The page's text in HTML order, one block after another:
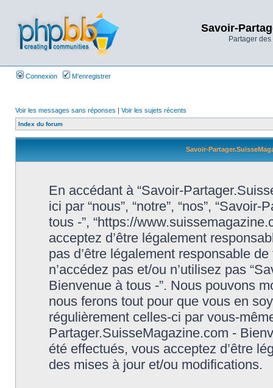
Savoir-
Partager
Connexion M’enregistrer
Voir les messages sans réponses | Voir les sujets récents
Index du forum
Savoir-
En accédant à “Savoir-
ici par “nous”, “notre”, “nos”,
tous -”, “https://
acceptez d’être légalement
pas d’être légalement responsable
n’accédez pas et/ou n’utilisez pas
Bienvenue à tous -”. Nous pouvons
nous ferons tout pour que vous en
régulièrement celles-ci par vous-
Partager.SuisseMagazine.com -
été effectués, vous acceptez d’être
des mises à jour et/ou modifications.